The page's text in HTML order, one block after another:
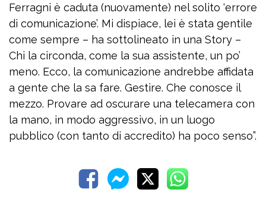
Ferragni è caduta (nuovamente) nel solito ‘errore
di comunicazione’. Mi dispiace, lei è stata gentile
come sempre – ha sottolineato in una Story –
Chi la circonda, come la sua assistente, un po’
meno. Ecco, la comunicazione andrebbe affidata
a gente che la sa fare. Gestire. Che conosce il
mezzo. Provare ad oscurare una telecamera con
la mano, in modo aggressivo, in un luogo
pubblico (con tanto di accredito) ha poco senso”.